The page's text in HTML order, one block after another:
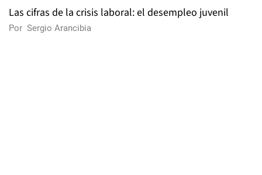
Las cifras de la crisis laboral: el desempleo juvenil
Por Sergio Arancibia